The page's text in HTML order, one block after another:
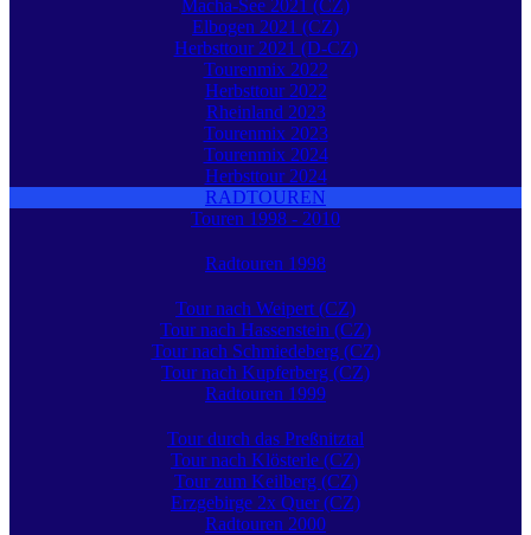
Macha-See 2021 (CZ)
Elbogen 2021 (CZ)
Herbsttour 2021 (D-CZ)
Tourenmix 2022
Herbsttour 2022
Rheinland 2023
Tourenmix 2023
Tourenmix 2024
Herbsttour 2024
RADTOUREN
Touren 1998 - 2010
Radtouren 1998
Tour nach Weipert (CZ)
Tour nach Hassenstein (CZ)
Tour nach Schmiedeberg (CZ)
Tour nach Kupferberg (CZ)
Radtouren 1999
Tour durch das Preßnitztal
Tour nach Klösterle (CZ)
Tour zum Keilberg (CZ)
Erzgebirge 2x Quer (CZ)
Radtouren 2000